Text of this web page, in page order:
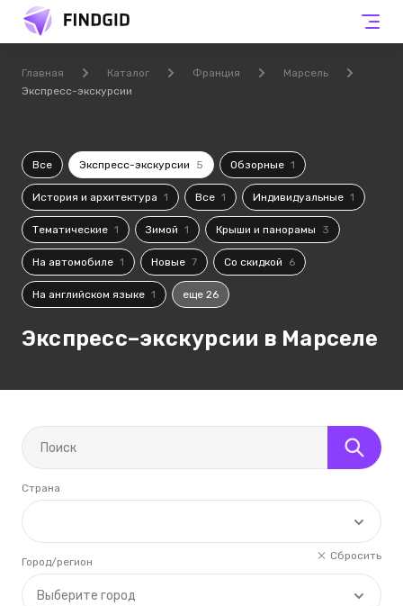
Главная Каталог Франция
Марсель
Экспресс-экскурсии
Все Экспресс-экскурсии 5 Обзорные 1
История и архитектура 1 Все 1 Индивидуальные 1
Тематические 1 Зимой 1 Крыши и панорамы 3
На автомобиле 1 Новые 7 Со скидкой 6
На английском языке 1 еще 26
Экспресс–экскурсии в Марселе
Страна
Сбросить
Выберите город
Город/регион